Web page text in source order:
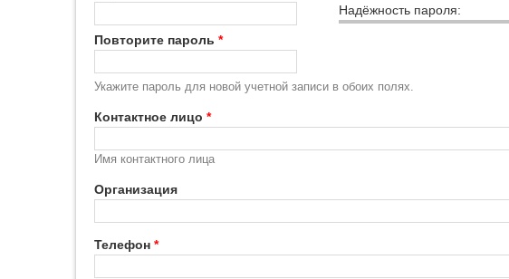
Надёжность пароля:
Повторите пароль *
Укажите пароль для новой учетной записи в обоих полях.
Контактное лицо *
Имя контактного лица
Организация
Телефон *